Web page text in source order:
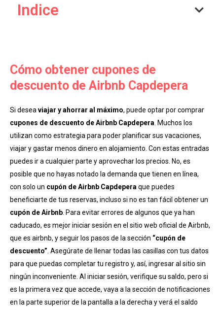
Indice
Cómo obtener cupones de
descuento de Airbnb Capdepera
Si desea viajar y ahorrar al máximo, puede optar por comprar
cupones de descuento de Airbnb Capdepera . Muchos los
utilizan como estrategia para poder planificar sus vacaciones,
viajar y gastar menos dinero en alojamiento. Con estas entradas
puedes ir a cualquier parte y aprovechar los precios. No, es
posible que no hayas notado la demanda que tienen en línea,
con solo un cupón de Airbnb Capdepera que puedes
beneficiarte de tus reservas, incluso si no es tan fácil obtener un
cupón de Airbnb . Para evitar errores de algunos que ya han
caducado, es mejor iniciar sesión en el sitio web oficial de Airbnb,
que es airbnb, y seguir los pasos de la sección “cupón de
descuento” . Asegúrate de llenar todas las casillas con tus datos
para que puedas completar tu registro y, así, ingresar al sitio sin
ningún inconveniente. Al iniciar sesión, verifique su saldo, pero si
es la primera vez que accede, vaya a la sección de notificaciones
en la parte superior de la pantalla a la derecha y verá el saldo